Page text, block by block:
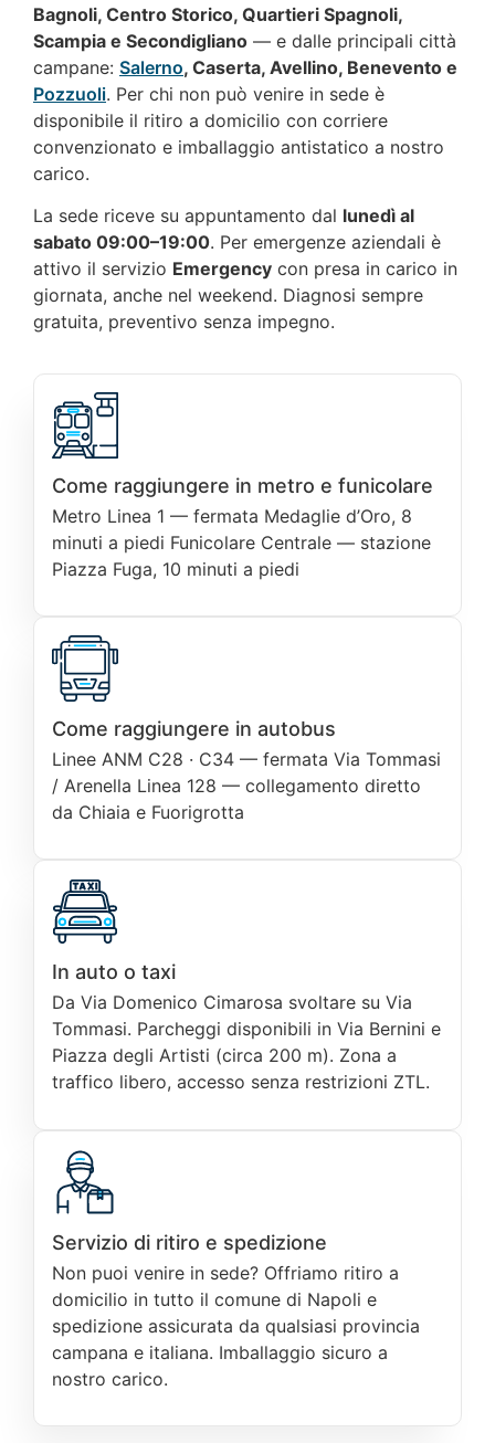
Bagnoli, Centro Storico, Quartieri Spagnoli,
Scampia e Secondigliano — e dalle principali città
campane: Salerno, Caserta, Avellino, Benevento e
Pozzuoli. Per chi non può venire in sede è
disponibile il ritiro a domicilio con corriere
convenzionato e imballaggio antistatico a nostro
carico.
La sede riceve su appuntamento dal lunedì al
sabato 09:00–19:00. Per emergenze aziendali è
attivo il servizio Emergency con presa in carico in
giornata, anche nel weekend. Diagnosi sempre
gratuita, preventivo senza impegno.
Come raggiungere in metro e funicolare
Metro Linea 1 — fermata Medaglie d’Oro, 8
minuti a piedi Funicolare Centrale — stazione
Piazza Fuga, 10 minuti a piedi
Come raggiungere in autobus
Linee ANM C28 · C34 — fermata Via Tommasi
/ Arenella Linea 128 — collegamento diretto
da Chiaia e Fuorigrotta
In auto o taxi
Da Via Domenico Cimarosa svoltare su Via
Tommasi. Parcheggi disponibili in Via Bernini e
Piazza degli Artisti (circa 200 m). Zona a
traffico libero, accesso senza restrizioni ZTL.
Servizio di ritiro e spedizione
Non puoi venire in sede? Offriamo ritiro a
domicilio in tutto il comune di Napoli e
spedizione assicurata da qualsiasi provincia
campana e italiana. Imballaggio sicuro a
nostro carico.